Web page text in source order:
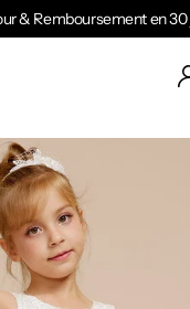
& Remboursement en 30